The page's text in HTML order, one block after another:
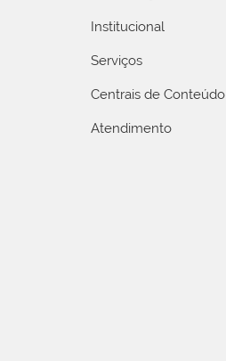
Institucional
Serviços
Centrais de Conteúdo
Atendimento